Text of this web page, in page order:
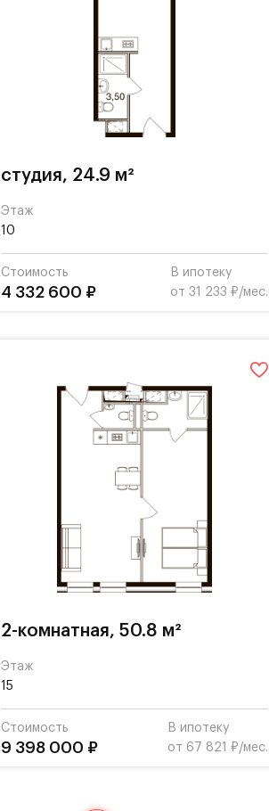
студия, 24.9 м²
Этаж
10
Стоимость
4 332 600 ₽
В ипотеку
от 31 233 ₽/мес.
2-комнатная, 50.8 м²
Этаж
15
Стоимость
9 398 000 ₽
В ипотеку
от 67 821 ₽/мес.